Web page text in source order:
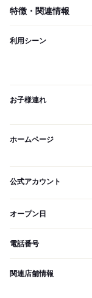
特徴・関連情報
利用シーン
お子様連れ
ホームページ
公式アカウント
オープン日
電話番号
関連店舗情報